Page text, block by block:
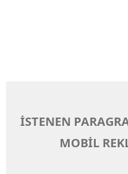
İSTENEN
MOBİL